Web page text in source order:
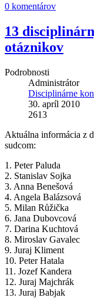
0 komentárov
13
otáznikov
Podrobnosti
Administrátor
Disciplinárne
30. apríl 2010
2613
Aktuálna informácia z
sudcom:
1. Peter Paluda
2. Stanislav Sojka
3. Anna Benešová
4. Angela Balázsová
5. Milan Růžička
6. Jana Dubovcová
7. Darina Kuchtová
8. Miroslav Gavalec
9. Juraj Kliment
10. Peter Hatala
11. Jozef Kandera
12. Juraj Majchrák
13. Juraj Babjak